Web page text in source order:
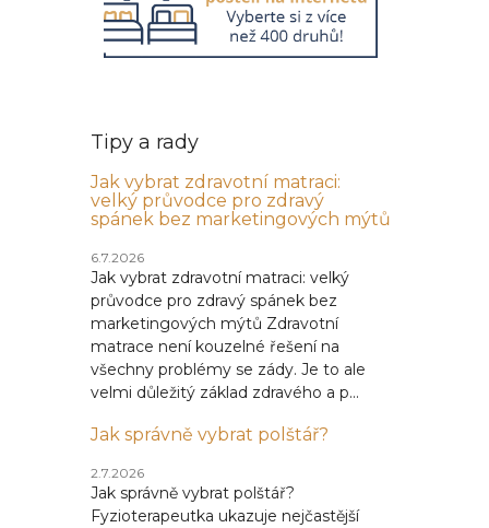
Tipy a rady
Jak vybrat zdravotní matraci:
velký průvodce pro zdravý
spánek bez marketingových mýtů
6.7.2026
Jak vybrat zdravotní matraci: velký
průvodce pro zdravý spánek bez
marketingových mýtů Zdravotní
matrace není kouzelné řešení na
všechny problémy se zády. Je to ale
velmi důležitý základ zdravého a p...
Jak správně vybrat polštář?
2.7.2026
Jak správně vybrat polštář?
Fyzioterapeutka ukazuje nejčastější